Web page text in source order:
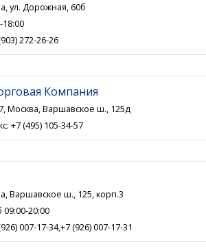
ул. Дорожная, 60б
18:00
272-26-26
Компания
Москва, Варшавское ш., 125д
+7 (495) 105-34-57
Варшавское ш., 125, корп.3
09:00-20:00
007-17-34,+7 (926) 007-17-31